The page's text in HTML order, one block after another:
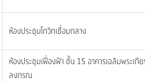
ห้องประชุมโกวิทเชื่อมกลาง
ห้องประชุมเฟื่องฟ้า ชั้น 15 อาคารเฉลิมพระเกี
ลงกรณ